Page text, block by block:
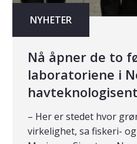
NYHETER
Nå åpner de to
laboratoriene i
– Her er stedet hvor
virkelighet, sa fiskeri-